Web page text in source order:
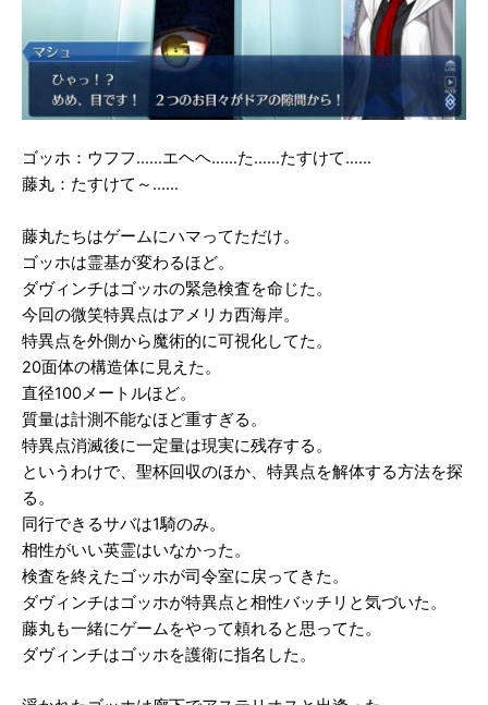
ゴッホ：ウフフ……エヘヘ……た……たすけて……
藤丸：たすけて～……
藤丸たちはゲームにハマってただけ。
ゴッホは霊基が変わるほど。
ダヴィンチはゴッホの緊急検査を命じた。
今回の微笑特異点はアメリカ西海岸。
特異点を外側から魔術的に可視化してた。
20面体の構造体に見えた。
直径100メートルほど。
質量は計測不能なほど重すぎる。
特異点消滅後に一定量は現実に残存する。
というわけで、聖杯回収のほか、特異点を解体する方法を探
る。
同行できるサバは1騎のみ。
相性がいい英霊はいなかった。
検査を終えたゴッホが司令室に戻ってきた。
ダヴィンチはゴッホが特異点と相性バッチリと気づいた。
藤丸も一緒にゲームをやって頼れると思ってた。
ダヴィンチはゴッホを護衛に指名した。